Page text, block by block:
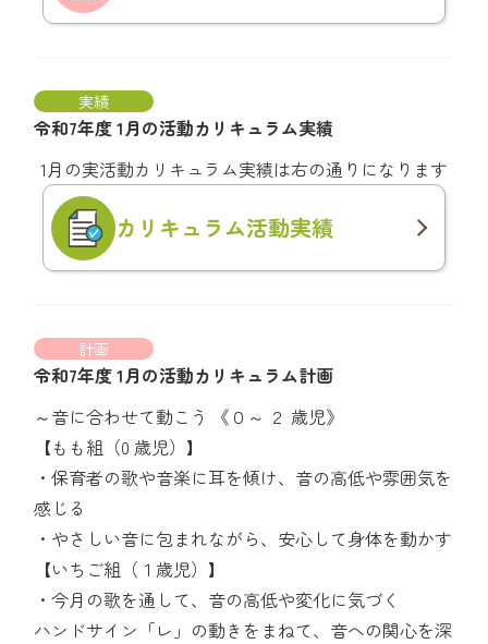
実績
令和7年度 1月の活動カリキュラム実績
1月の実活動カリキュラム実績は右の通りになります
カリキュラム活動実績
計画
令和7年度 1月の活動カリキュラム計画
～音に合わせて動こう 《０～ ２ 歳児》
【もも組（0 歳児）】
・保育者の歌や音楽に耳を傾け、音の高低や雰囲気を
感じる
・やさしい音に包まれながら、安心して身体を動かす
【いちご組（１歳児）】
・今月の歌を通して、音の高低や変化に気づく
ハンドサイン「レ」の動きをまねて、音への関心を深